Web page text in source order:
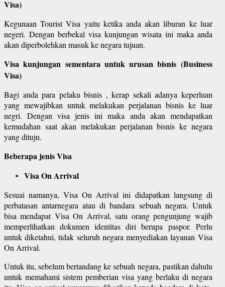
Visa)
Kegunaan Tourist Visa yaitu ketika anda akan liburan ke luar
negeri. Dengan berbekal visa kunjungan wisata ini maka anda
akan diperbolehkan masuk ke negara tujuan.
Visa kunjungan sementara untuk urusan bisnis (Business
Visa)
Bagi anda para pelaku bisnis , kerap sekali adanya keperluan
yang mewajibkan untuk melakukan perjalanan bisnis ke luar
negri. Dengan visa jenis ini maka anda akan mendapatkan
kemudahan saat akan melakukan perjalanan bisnis ke negara
yang dituju.
Beberapa jenis Visa
Visa On Arrival
Sesuai namanya, Visa On Arrival ini didapatkan langsung di
perbatasan antarnegara atau di bandara sebuah negara. Untuk
bisa mendapat Visa On Arrival, satu orang pengunjung wajib
memperlihatkan dokumen identitas diri berupa paspor. Perlu
untuk diketahui, tidak seluruh negara menyediakan layanan Visa
On Arrival.
Untuk itu, sebelum bertandang ke sebuah negara, pastikan dahulu
untuk memahami sistem pemberian visa yang berlaku di negara